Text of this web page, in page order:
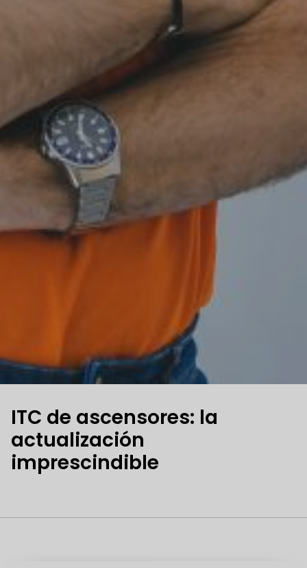
ITC de ascensores: la
actualización
imprescindible